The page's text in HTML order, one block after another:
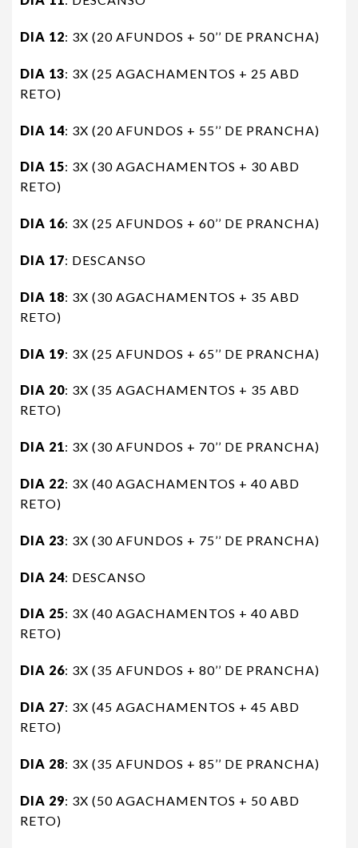
DIA 12: 3X (20 AFUNDOS + 50’’ DE PRANCHA)
DIA 13: 3X (25 AGACHAMENTOS + 25 ABD
RETO)
DIA 14: 3X (20 AFUNDOS + 55’’ DE PRANCHA)
DIA 15: 3X (30 AGACHAMENTOS + 30 ABD
RETO)
DIA 16: 3X (25 AFUNDOS + 60’’ DE PRANCHA)
DIA 17: DESCANSO
DIA 18: 3X (30 AGACHAMENTOS + 35 ABD
RETO)
DIA 19: 3X (25 AFUNDOS + 65’’ DE PRANCHA)
DIA 20: 3X (35 AGACHAMENTOS + 35 ABD
RETO)
DIA 21: 3X (30 AFUNDOS + 70’’ DE PRANCHA)
DIA 22: 3X (40 AGACHAMENTOS + 40 ABD
RETO)
DIA 23: 3X (30 AFUNDOS + 75’’ DE PRANCHA)
DIA 24: DESCANSO
DIA 25: 3X (40 AGACHAMENTOS + 40 ABD
RETO)
DIA 26: 3X (35 AFUNDOS + 80’’ DE PRANCHA)
DIA 27: 3X (45 AGACHAMENTOS + 45 ABD
RETO)
DIA 28: 3X (35 AFUNDOS + 85’’ DE PRANCHA)
DIA 29: 3X (50 AGACHAMENTOS + 50 ABD
RETO)